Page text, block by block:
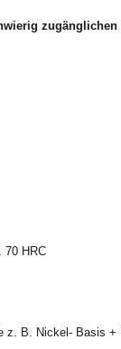
zugänglichen
70 HRC
z. B. Nickel- Basis +